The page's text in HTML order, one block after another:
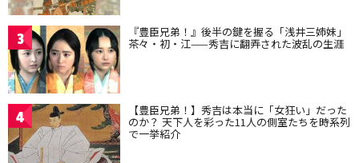
3 『豊臣兄弟！』後半の鍵を握る「浅井三姉妹」
茶々・初・江——秀吉に翻弄された波乱の生涯
4 【豊臣兄弟！】秀吉は本当に「女狂い」だった
のか？ 天下人を彩った11人の側室たちを時系列
で一挙紹介